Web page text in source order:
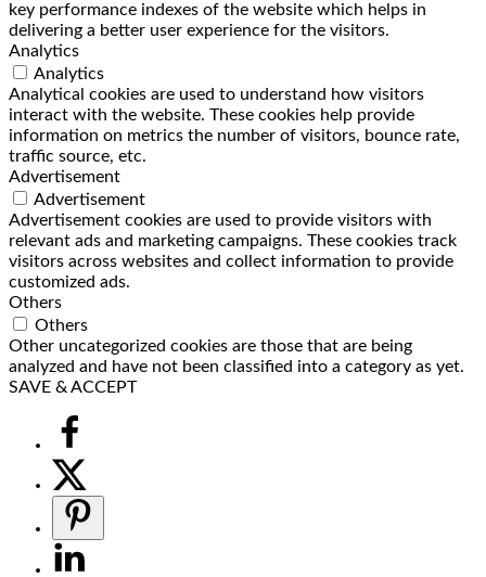
key performance indexes of the website which helps in
delivering a better user experience for the visitors.
Analytics
Analytics
Analytical cookies are used to understand how visitors
interact with the website. These cookies help provide
information on metrics the number of visitors, bounce rate,
traffic source, etc.
Advertisement
Advertisement
Advertisement cookies are used to provide visitors with
relevant ads and marketing campaigns. These cookies track
visitors across websites and collect information to provide
customized ads.
Others
Others
Other uncategorized cookies are those that are being
analyzed and have not been classified into a category as yet.
SAVE & ACCEPT